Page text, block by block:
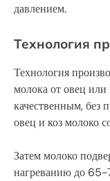
давлением.
Технология
Технология
молока от овец
качественным, без
овец и коз молоко
Затем молоко
нагреванию до